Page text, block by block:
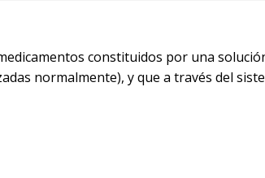
constituidos por una
normalmente), y que a través del